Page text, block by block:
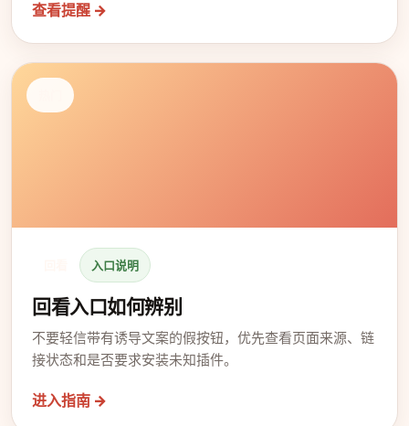
查看提醒 →
入口说明
回看入口如何辨别
不要轻信带有诱导文案的假按钮，优先查看页面来源、链
接状态和是否要求安装未知插件。
进入指南 →